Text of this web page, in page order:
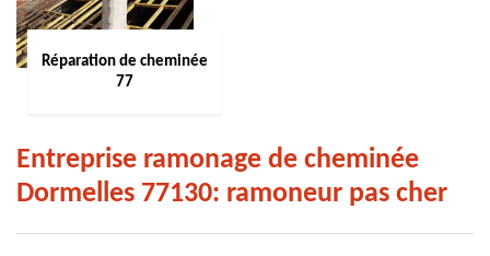
Réparation de cheminée
77
Entreprise ramonage de cheminée
Dormelles 77130: ramoneur pas cher